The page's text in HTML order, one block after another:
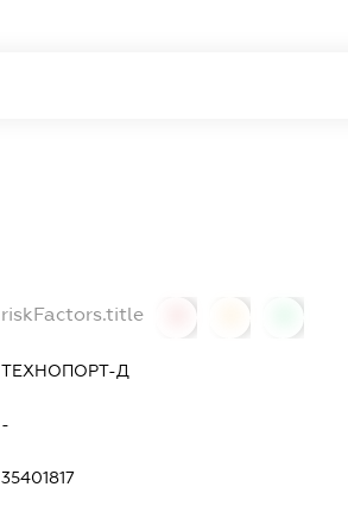
riskFactors.title
ТЕХНОПОРТ-Д
-
35401817